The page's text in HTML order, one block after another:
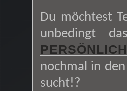
Du möchtest
unbedingt
nochmal in
sucht!?